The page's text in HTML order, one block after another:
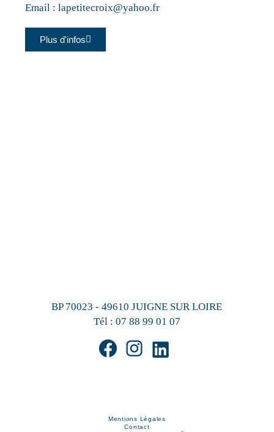
Email :lapetitecroix@yahoo.fr
Plus d'infos
BP 70023 - 49610 JUIGNE SUR LOIRE
Tél : 07 88 99 01 07
Mentions Légales
Contact